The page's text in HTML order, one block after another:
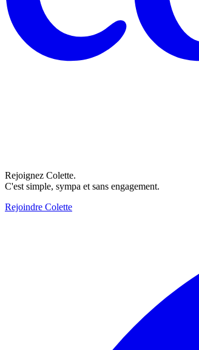
Rejoignez Colette.
C'est simple, sympa et sans engagement.
Rejoindre Colette